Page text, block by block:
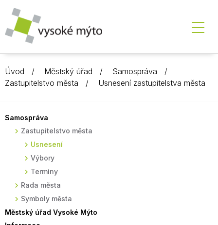
Úvod Městský úřad
Samospráva
Zastupitelstvo města
Usnesení zastupitelstva města
Samospráva
Zastupitelstvo města
Usnesení
Výbory
Termíny
Rada města
Symboly města
Městský úřad Vysoké Mýto